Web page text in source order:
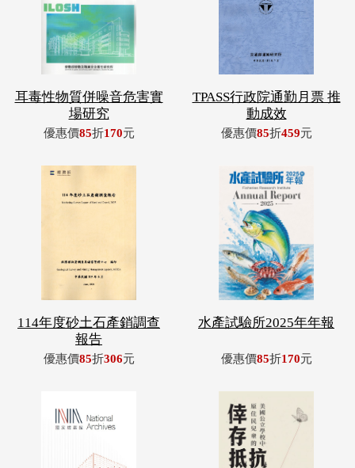
耳毒性物質併噪音危害實
場研究
優惠價85折170元
TPASS行政院通勤月票 推
動成效
優惠價85折459元
114年度砂土石產銷調查
報告
優惠價85折306元
水產試驗所2025年年報
優惠價85折170元